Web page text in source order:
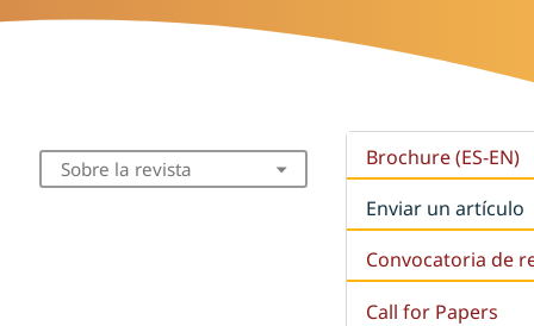
Sobre la revista
Brochure (ES-EN)
Enviar un artículo
Convocatoria de
Call for Papers